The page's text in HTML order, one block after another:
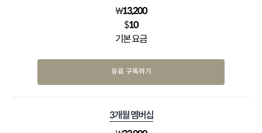
₩13,200
$10
기본 요금
유료 구독하기
3개월 멤버십